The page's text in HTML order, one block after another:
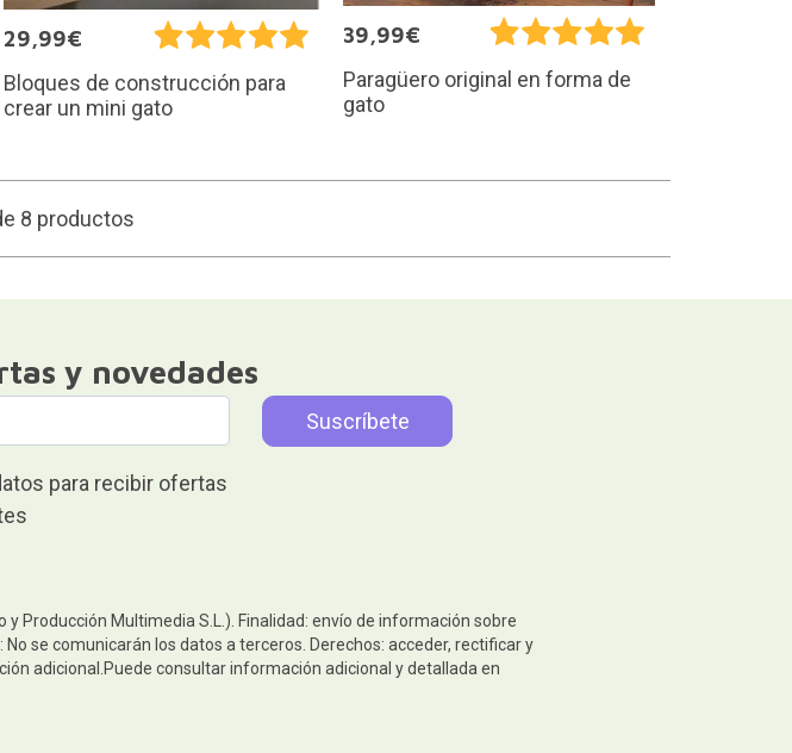
29,99€
Bloques de construcción para
crear un mini gato
39,99€
Paragüero original en forma de
gato
8 productos
y novedades
para recibir ofertas
Producción Multimedia S.L.). Finalidad: envío de información sobre
se comunicarán los datos a terceros. Derechos: acceder, rectificar y
adicional.Puede consultar información adicional y detallada en